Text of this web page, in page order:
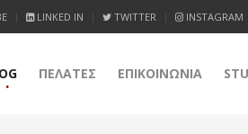
LINKED IN TWITTER INSTAGRAM
ΠΕΛΑΤΕΣ ΕΠΙΚΟΙΝΩΝΙΑ